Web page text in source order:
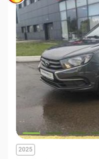
2025